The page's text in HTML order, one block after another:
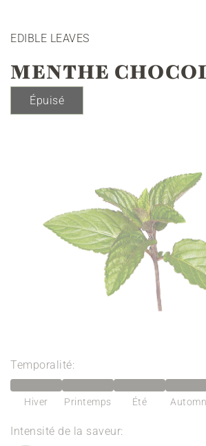
EDIBLE LEAVES
MENTHE
Épuisé
Temporalité:
Hiver Printemps Été
Intensité de la saveur: